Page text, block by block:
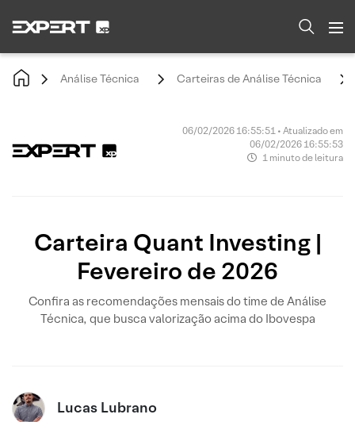
Análise Técnica Carteiras de Análise Técnica
06/02/2026 16:55:51 • Atualizado em
06/02/2026 16:55:53
1 minuto de leitura
Carteira Quant Investing |
Fevereiro de 2026
Confira as recomendações mensais do time de Análise
Técnica, que busca valorização acima do Ibovespa
Lucas Lubrano